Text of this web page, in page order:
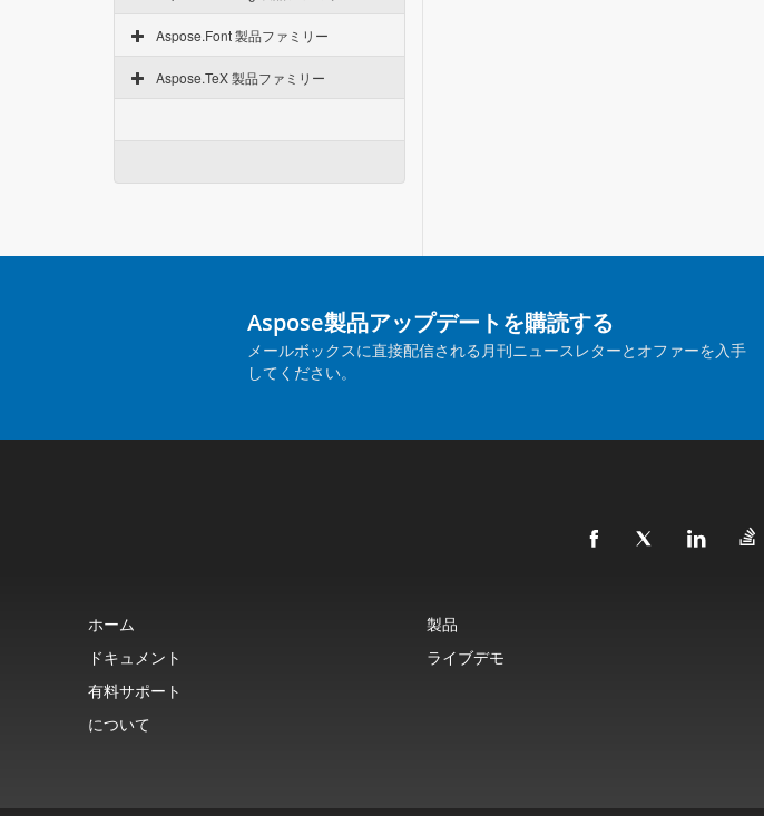
Aspose.Font 製品ファミリー
Aspose.TeX 製品ファミリー
Aspose製品アップデートを購読する
メールボックスに直接配信される月刊ニュースレターとオファーを入手
してください。
ホーム 製品
ドキュメント
ライブデモ
有料サポート
について